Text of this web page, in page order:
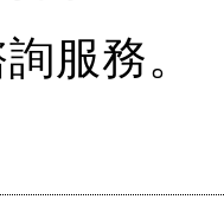
服務。